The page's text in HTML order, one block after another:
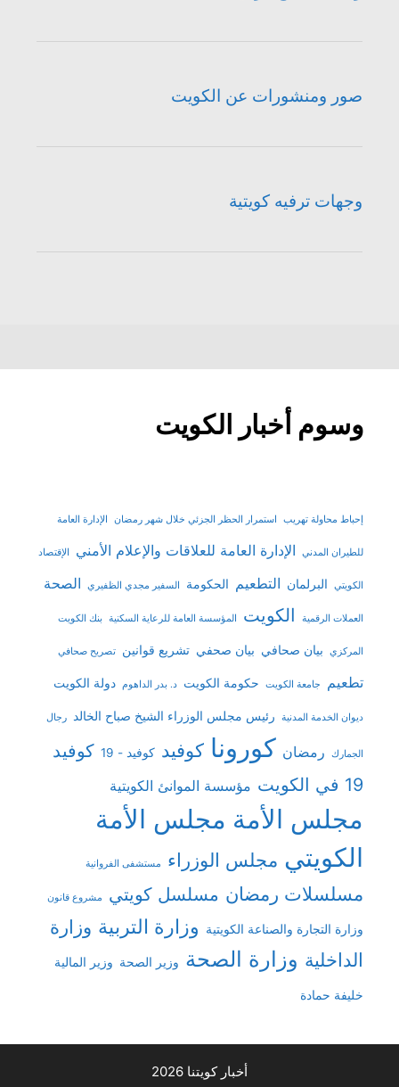
صور ومنشورات عن الكويت
وجهات ترفيه كويتية
وسوم أخبار الكويت
إحباط محاولة تهريب استمرار الحظر الجزئي خلال شهر رمضان الإدارة العامة
للطيران المدني الإدارة العامة للعلاقات والإعلام الأمني الإقتصاد
الكويتي البرلمان التطعيم الحكومة السفير مجدي الظفيري الصحة
العملات الرقمية الكويت المؤسسة العامة للرعاية السكنية بنك الكويت
المركزي بيان صحافي بيان صحفي تشريع قوانين تصريح صحافي
تطعيم جامعة الكويت حكومة الكويت د. بدر الداهوم دولة الكويت
ديوان الخدمة المدنية رئيس مجلس الوزراء الشيخ صباح الخالد رجال
الجمارك رمضان كورونا كوفيد كوفيد - 19
كوفيد
19 في الكويت
مؤسسة الموانئ الكويتية
مجلس الأمة مجلس الأمة
الكويتي مجلس الوزراء مستشفى الفروانية
مسلسلات رمضان مسلسل كويتي مشروع قانون
وزارة التجارة والصناعة الكويتية وزارة التربية وزارة
الداخلية وزارة الصحة وزير الصحة وزير المالية
خليفة حمادة
أخبار كويتنا 2026